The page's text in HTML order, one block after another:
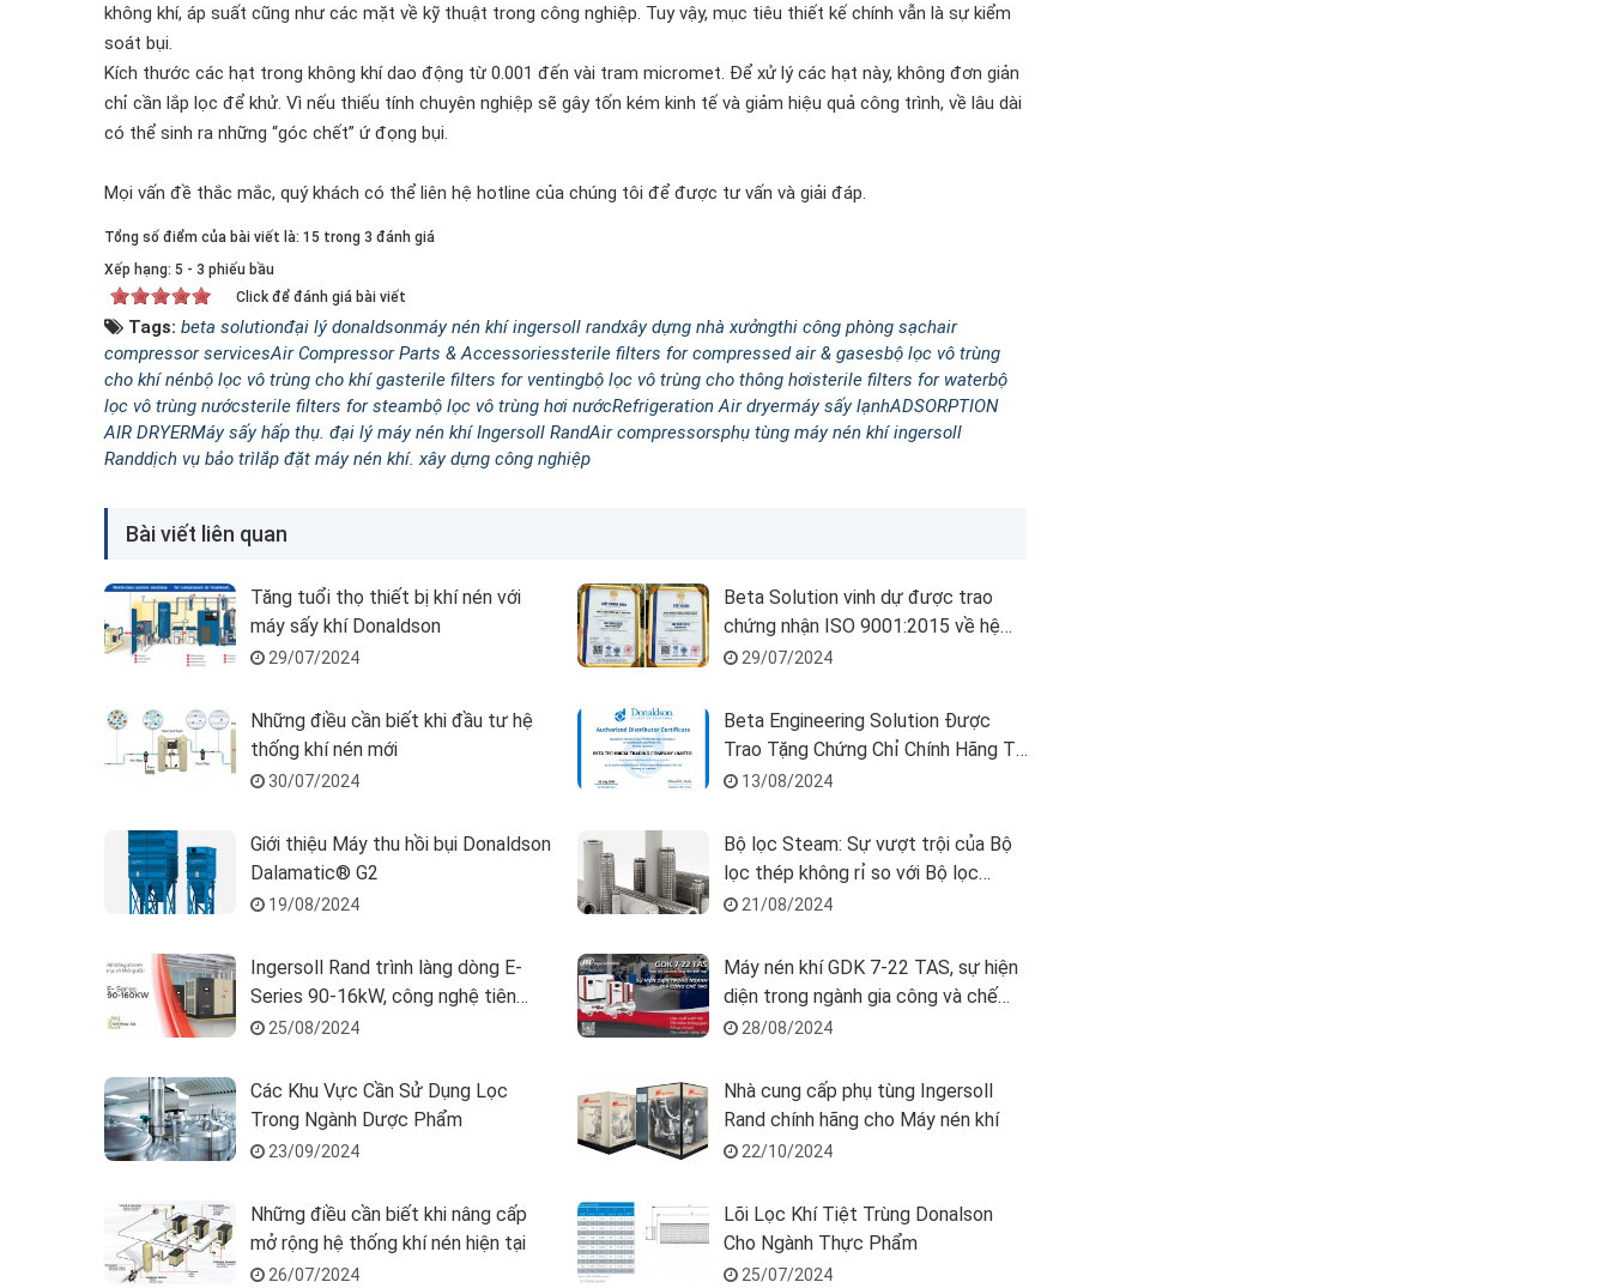
không khí, áp suất cũng như các mặt về kỹ thuật trong công nghiệp. Tuy vậy, mục tiêu thiết kế chính vẫn là sự kiểm
soát bụi.
Kích thước các hạt trong không khí dao động từ 0.001 đến vài tram micromet. Để xử lý các hạt này, không đơn giản
chỉ cần lắp lọc để khử. Vì nếu thiếu tính chuyên nghiệp sẽ gây tốn kém kinh tế và giảm hiệu quả công trình, về lâu dài
có thể sinh ra những “góc chết” ứ đọng bụi.
Mọi vấn đề thắc mắc, quý khách có thể liên hệ hotline của chúng tôi để được tư vấn và giải đáp.
Tổng số điểm của bài viết là: 15 trong 3 đánh giá
Xếp hạng: 5 - 3 phiếu bầu
Click để đánh giá bài viết
Tags: beta solutionđại lý donaldsonmáy nén khí ingersoll randxây dựng nhà xưởngthi công phòng sạchair
compressor servicesAir Compressor Parts & Accessoriessterile filters for compressed air & gasesbộ lọc vô trùng
cho khí nénbộ lọc vô trùng cho khí gasterile filters for ventingbộ lọc vô trùng cho thông hơisterile filters for waterbộ
lọc vô trùng nướcsterile filters for steambộ lọc vô trùng hơi nướcRefrigeration Air dryermáy sấy lạnhADSORPTION
AIR DRYERMáy sấy hấp thụ. đại lý máy nén khí Ingersoll RandAir compressorsphụ tùng máy nén khí ingersoll
Randdịch vụ bảo trìlắp đặt máy nén khí. xây dựng công nghiệp
Bài viết liên quan
Tăng tuổi thọ thiết bị khí nén với
máy sấy khí Donaldson
29/07/2024
Beta Solution vinh dự được trao
chứng nhận ISO 9001:2015 về hệ
thống quản lý chất lượng
29/07/2024
Những điều cần biết khi đầu tư hệ
thống khí nén mới
30/07/2024
Beta Engineering Solution Được
Trao Tặng Chứng Chỉ Chính Hãng Từ
Donaldson
13/08/2024
Giới thiệu Máy thu hồi bụi Donaldson
Dalamatic® G2
19/08/2024
Bộ lọc Steam: Sự vượt trội của Bộ
lọc thép không rỉ so với Bộ lọc
carbon
21/08/2024
Ingersoll Rand trình làng dòng E-
Series 90-16kW, công nghệ tiên
tiến, nâng cao hiệu suất.
25/08/2024
Máy nén khí GDK 7-22 TAS, sự hiện
diện trong ngành gia công và chế
tạo.28/08/2024
Các Khu Vực Cần Sử Dụng Lọc
Trong Ngành Dược Phẩm
23/09/2024
Nhà cung cấp phụ tùng Ingersoll
Rand chính hãng cho Máy nén khí
22/10/2024
Những điều cần biết khi nâng cấp
mở rộng hệ thống khí nén hiện tại
26/07/2024
Lõi Lọc Khí Tiệt Trùng Donalson
Cho Ngành Thực Phẩm
25/07/2024